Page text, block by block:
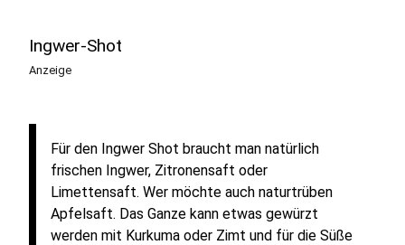
Ingwer-Shot
Anzeige
Für den Ingwer Shot braucht man natürlich
frischen Ingwer, Zitronensaft oder
Limettensaft. Wer möchte auch naturtrüben
Apfelsaft. Das Ganze kann etwas gewürzt
werden mit Kurkuma oder Zimt und für die Süße